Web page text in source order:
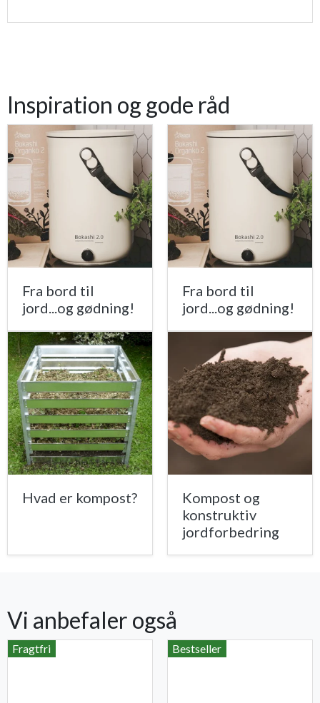
Inspiration og gode råd
Fra bord til
jord...og gødning!
Fra bord til
jord...og gødning!
Hvad er kompost?
Kompost og
konstruktiv
jordforbedring
Vi anbefaler også
Fragtfri Bestseller